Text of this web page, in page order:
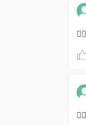
👌🏽
👌🏽